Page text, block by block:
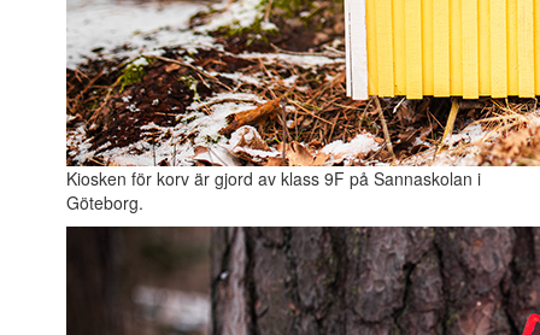
Kiosken för korv är gjord av klass 9F på Sannaskolan i
Göteborg.